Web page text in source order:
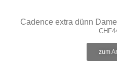
Cadence extra dünn
CHF
zum